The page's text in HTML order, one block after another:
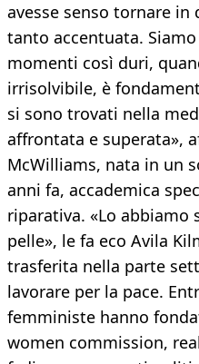
avesse senso tornare
tanto accentuata.
momenti così duri,
irrisolvibile, è
si sono trovati nella
affrontata e superata»,
McWilliams, nata in un
anni fa, accademica
riparativa. «Lo
pelle», le fa eco Avila
trasferita nella parte
lavorare per la pace.
femministe hanno
women commission,